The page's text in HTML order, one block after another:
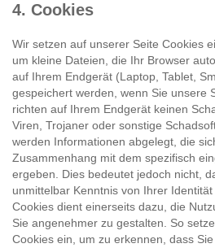
4. Cookies
Wir setzen auf unserer Seite Cookies
um kleine Dateien, die Ihr Browser
auf Ihrem Endgerät (Laptop, Tablet,
gespeichert werden, wenn Sie unsere
richten auf Ihrem Endgerät keinen
Viren, Trojaner oder sonstige
werden Informationen abgelegt, die
Zusammenhang mit dem spezifisch
ergeben. Dies bedeutet jedoch nicht,
unmittelbar Kenntnis von Ihrer
Cookies dient einerseits dazu, die
Sie angenehmer zu gestalten. So
Cookies ein, um zu erkennen, dass